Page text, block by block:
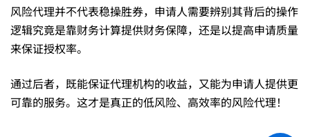
风险代理并不代表稳操胜券，申请人需要辨别其背后的操作
逻辑究竟是靠财务计算提供财务保障，还是以提高申请质量
来保证授权率。
通过后者，既能保证代理机构的收益，又能为申请人提供更
可靠的服务。这才是真正的低风险、高效率的风险代理！